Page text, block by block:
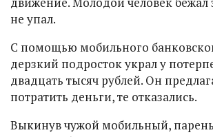
не упал.
С помощью мобильного
дерзкий подросток украл у
двадцать тысяч рублей. Он
потратить деньги, те отказались.
Выкинув чужой мобильный,